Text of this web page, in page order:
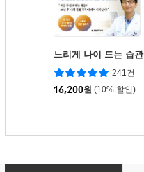
느리게 나이 드는 습관
241건
16,200원 (10% 할인)